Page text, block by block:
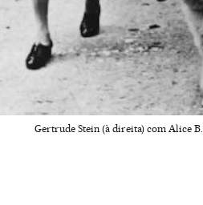
Gertrude Stein (à direita) com Alice